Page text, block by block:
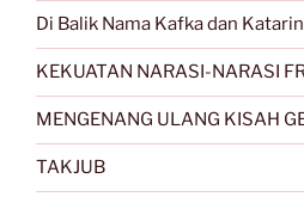
Di Balik Nama Kafka dan
KEKUATAN NARASI-NARASI
MENGENANG ULANG KISAH
TAKJUB